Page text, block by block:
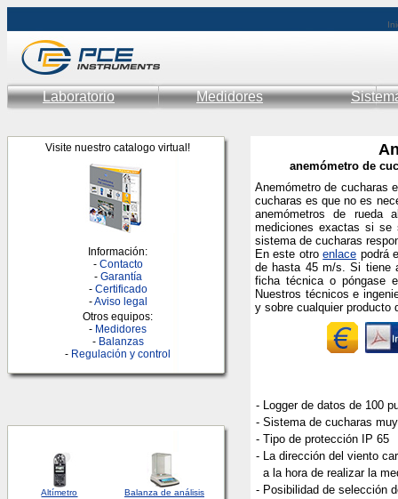
Laboratorio Medidores
Visite nuestro catalogo virtual!
Información:
- Contacto
- Garantía
- Certificado
-Aviso legal
Otros equipos:
- Medidores
- Balanzas
- Regulación y control
Altímetro Balanza de análisis
anemómetro de
Anemómetro de cucharas
cucharas es que no es
anemómetros de rueda
mediciones exactas si se
sistema de cucharas
En este otroenlace podrá
de hasta 45 m/s. Si tiene
ficha técnica o póngase
Nuestros técnicos e
y sobre cualquier producto
- Logger de datos de 100
- Sistema de cucharas
- Tipo de protección IP 65
- La dirección del viento
a la hora de realizar la
- Posibilidad de selección